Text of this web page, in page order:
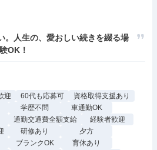
。人生の、愛おしい続きを綴る場
OK！
迎 60代も応募可
資格取得支援あり
学歴不問
車通勤OK
通勤交通費全額支給
経験者歓迎
研修あり
夕方
ブランクOK
育休あり